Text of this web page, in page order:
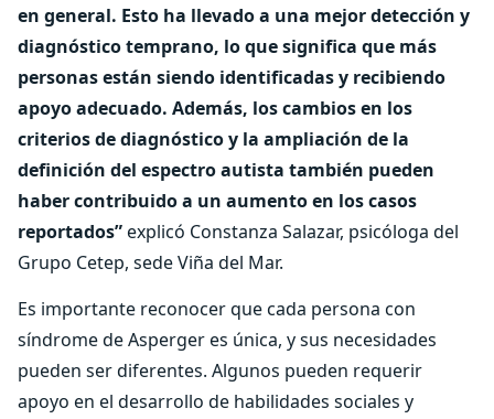
en general. Esto ha llevado a una mejor detección y
diagnóstico temprano, lo que significa que más
personas están siendo identificadas y recibiendo
apoyo adecuado. Además, los cambios en los
criterios de diagnóstico y la ampliación de la
definición del espectro autista también pueden
haber contribuido a un aumento en los casos
reportados”explicó Constanza Salazar, psicóloga del
Grupo Cetep, sede Viña del Mar.
Es importante reconocer que cada persona con
síndrome de Asperger es única, y sus necesidades
pueden ser diferentes. Algunos pueden requerir
apoyo en el desarrollo de habilidades sociales y